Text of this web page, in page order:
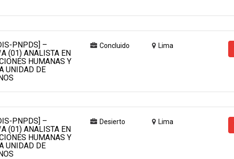
PNPDS] –
(01) ANALISTA EN
HUMANAS Y
UNIDAD DE
Concluido Lima
PNPDS] –
(01) ANALISTA EN
HUMANAS Y
UNIDAD DE
Desierto Lima